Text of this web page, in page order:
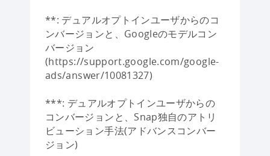
**: デュアルオプトインユーザからのコ
ンバージョンと、Googleのモデルコン
バージョン
(https://support.google.com/google-
ads/answer/10081327)
***: デュアルオプトインユーザからの
コンバージョンと、Snap独自のアトリ
ビューション手法(アドバンスコンバー
ジョン)